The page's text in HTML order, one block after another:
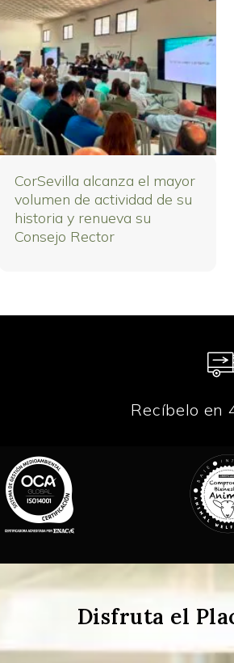
CorSevilla alcanza el mayor
volumen de actividad de su
historia y renueva su
Consejo Rector
Recíbelo en
Disfruta el